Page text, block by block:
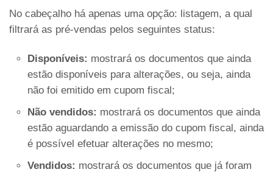
No cabeçalho há apenas uma opção: listagem, a qual
filtrará as pré-vendas pelos seguintes status:
Disponíveis: mostrará os documentos que ainda
estão disponíveis para alterações, ou seja, ainda
não foi emitido em cupom fiscal;
Não vendidos: mostrará os documentos que ainda
estão aguardando a emissão do cupom fiscal, ainda
é possível efetuar alterações no mesmo;
Vendidos: mostrará os documentos que já foram